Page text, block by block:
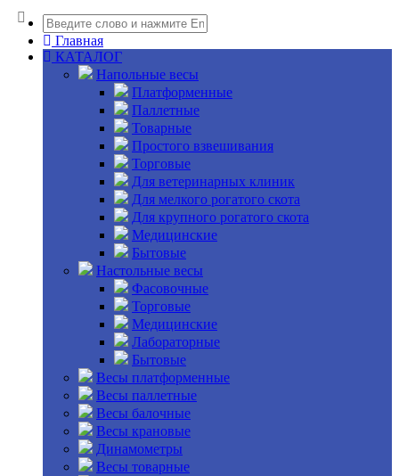
Главная
КАТАЛОГ
Напольные весы
Платформенные
Паллетные
Товарные
Простого взвешивания
Торговые
Для ветеринарных клиник
Для мелкого рогатого скота
Для крупного рогатого скота
Медицинские
Бытовые
Настольные весы
Фасовочные
Торговые
Медицинские
Лабораторные
Бытовые
Весы платформенные
Весы паллетные
Весы балочные
Весы крановые
Динамометры
Весы товарные